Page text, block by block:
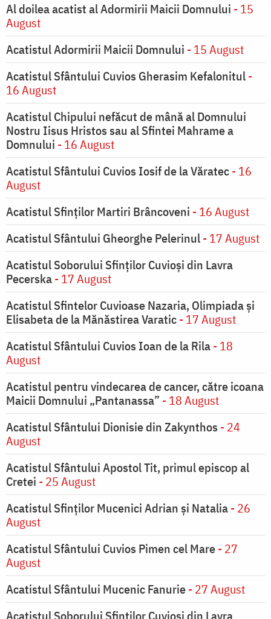
Al doilea acatist al Adormirii Maicii Domnului - 15
August
Acatistul Adormirii Maicii Domnului - 15 August
Acatistul Sfântului Cuvios Gherasim Kefalonitul-
16 August
Acatistul Chipului nefăcut de mână al Domnului
Nostru Iisus Hristos sau al Sfintei Mahrame a
Domnului - 16 August
Acatistul Sfântului Cuvios Iosif de la Văratec- 16
August
Acatistul Sfinților Martiri Brâncoveni - 16 August
Acatistul Sfântului Gheorghe Pelerinul- 17 August
Acatistul Soborului Sfinților Cuvioși din Lavra
Pecerska- 17 August
Acatistul Sfintelor Cuvioase Nazaria, Olimpiada și
Elisabeta de la Mănăstirea Varatic- 17 August
Acatistul Sfântului Cuvios Ioan de la Rila- 18
August
Acatistul pentru vindecarea de cancer, către icoana
Maicii Domnului „Pantanassa” - 18 August
Acatistul Sfântului Dionisie din Zakynthos - 24
August
Acatistul Sfântului Apostol Tit, primul episcop al
Cretei - 25 August
Acatistul Sfinților Mucenici Adrian și Natalia- 26
August
Acatistul Sfântului Cuvios Pimen cel Mare- 27
August
Acatistul Sfântului Mucenic Fanurie- 27 August